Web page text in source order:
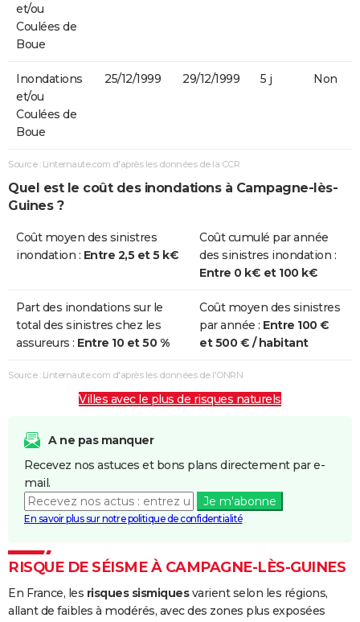
et/ou
Coulées de
Boue
Inondations
et/ou
Coulées de
Boue
25/12/1999 29/12/1999 5 j Non
Source : Linternaute.com d'après les données de la CCR
Quel est le coût des inondations à Campagne-lès-
Guines ?
Coût moyen des sinistres
inondation : Entre 2,5 et 5 k€
Coût cumulé par année
des sinistres inondation :
Entre 0 k€ et 100 k€
Part des inondations sur le
total des sinistres chez les
assureurs : Entre 10 et 50 %
Coût moyen des sinistres
par année : Entre 100 €
et 500 € / habitant
Source : Linternaute.com d'après les données de l'ONRN
Villes avec le plus de risques naturels
A ne pas manquer
Recevez nos astuces et bons plans directement par e-
mail.
Je m'abonne
En savoir plus sur notre politique de confidentialité
RISQUE DE SÉISME À CAMPAGNE-LÈS-GUINES
En France, les risques sismiquesvarient selon les régions,
allant de faibles à modérés, avec des zones plus exposées